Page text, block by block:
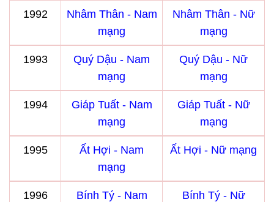
1992
Nhâm Thân - Nam
mạng
Nhâm Thân - Nữ
mạng
1993
Quý Dậu - Nam
mạng
Quý Dậu - Nữ
mạng
1994
Giáp Tuất - Nam
mạng
Giáp Tuất - Nữ
mạng
1995
Ất Hợi - Nam
mạng
Ất Hợi - Nữ mạng
1996
Bính Tý - Nam
Bính Tý - Nữ